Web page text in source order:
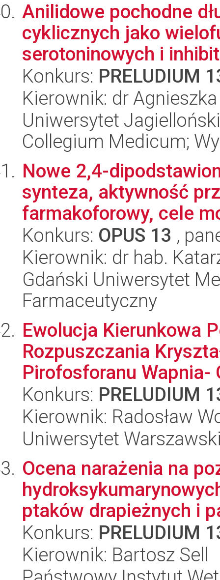
Anilidowe pochodne
cyklicznych jako
serotoninowych i
Konkurs: PRELUDIUM
Kierownik: dr
Uniwersytet
Collegium Medicum;
Nowe 2,4-
synteza, aktywność
farmakoforowy, cele
Konkurs: OPUS 13 ,
Kierownik: dr hab.
Gdański Uniwersytet
Farmaceutyczny
Ewolucja Kierunkowa
Rozpuszczania
Pirofosforanu Wapnia-
Konkurs: PRELUDIUM
Kierownik: Radosław
Uniwersytet
Ocena narażenia na
ptaków drapieżnych i
Konkurs: PRELUDIUM
Kierownik: Bartosz Sell